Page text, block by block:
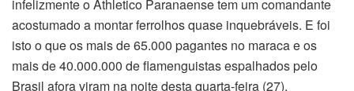
infelizmente o Athletico Paranaense tem um comandante
acostumado a montar ferrolhos quase inquebráveis. E foi
isto o que os mais de 65.000 pagantes no maraca e os
mais de 40.000.000 de flamenguistas espalhados pelo
Brasil afora viram na noite desta quarta-feira (27).